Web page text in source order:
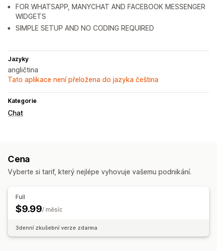
FOR WHATSAPP, MANYCHAT AND FACEBOOK MESSENGER
WIDGETS
SIMPLE SETUP AND NO CODING REQUIRED
Jazyky
angličtina
Tato aplikace není přeložena do jazyka čeština
Kategorie
Chat
Cena
Vyberte si tarif, který nejlépe vyhovuje vašemu podnikání.
Full
$9.99/ měsíc
3denní zkušební verze zdarma